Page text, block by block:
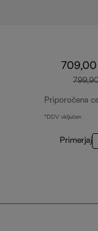
Priporočena
*DDV vključen
Primerjaj